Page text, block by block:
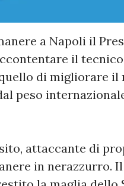
a Napoli il
il
di migliorare il
peso
attaccante di
in nerazzurro.